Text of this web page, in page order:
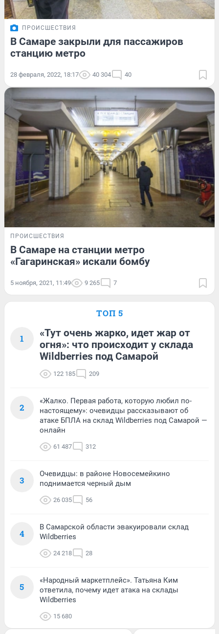
ПРОИСШЕСТВИЯ
В Самаре закрыли для пассажиров
станцию метро
28 февраля, 2022, 18:17 40 304 40
ПРОИСШЕСТВИЯ
В Самаре на станции метро
«Гагаринская» искали бомбу
5 ноября, 2021, 11:49 9 265 7
ТОП 5
1
«Тут очень жарко, идет жар от
огня»: что происходит у склада
Wildberries под Самарой
122 185 209
2
«Жалко. Первая работа, которую любил по-
настоящему»: очевидцы рассказывают об
атаке БПЛА на склад Wildberries под Самарой —
онлайн
61 487 312
3
Очевидцы: в районе Новосемейкино
поднимается черный дым
26 035 56
4
В Самарской области эвакуировали склад
Wildberries
24 218 28
5
«Народный маркетплейс». Татьяна Ким
ответила, почему идет атака на склады
Wildberries
15 680